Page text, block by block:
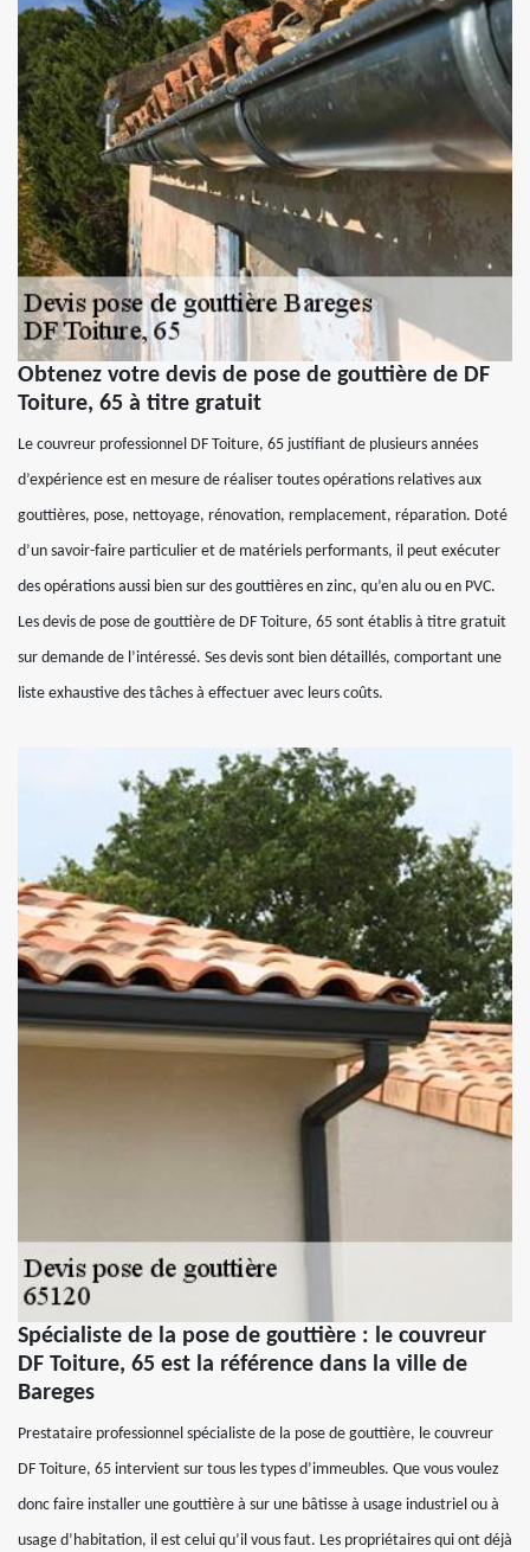
Obtenez votre devis de pose de gouttière de DF
Toiture, 65 à titre gratuit
Le couvreur professionnel DF Toiture, 65 justifiant de plusieurs années
d’expérience est en mesure de réaliser toutes opérations relatives aux
gouttières, pose, nettoyage, rénovation, remplacement, réparation. Doté
d’un savoir-faire particulier et de matériels performants, il peut exécuter
des opérations aussi bien sur des gouttières en zinc, qu’en alu ou en PVC.
Les devis de pose de gouttière de DF Toiture, 65 sont établis à titre gratuit
sur demande de l’intéressé. Ses devis sont bien détaillés, comportant une
liste exhaustive des tâches à effectuer avec leurs coûts.
Spécialiste de la pose de gouttière : le couvreur
DF Toiture, 65 est la référence dans la ville de
Bareges
Prestataire professionnel spécialiste de la pose de gouttière, le couvreur
DF Toiture, 65 intervient sur tous les types d’immeubles. Que vous voulez
donc faire installer une gouttière à sur une bâtisse à usage industriel ou à
usage d’habitation, il est celui qu’il vous faut. Les propriétaires qui ont déjà